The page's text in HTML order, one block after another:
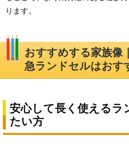
ります。
おすすめする家族像
急ランドセルはおす
安心して長く使えるラ
たい方